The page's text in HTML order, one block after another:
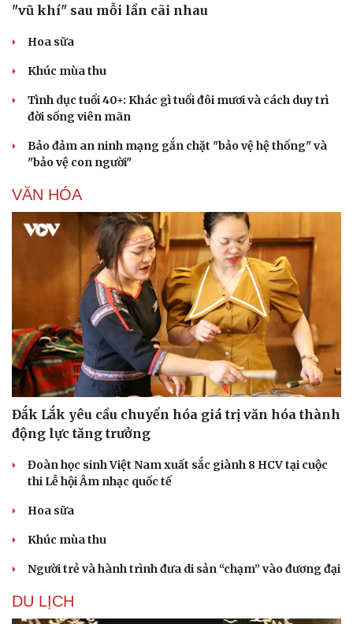
"vũ khí" sau mỗi lần cãi nhau
Hoa sữa
Khúc mùa thu
Tình dục tuổi 40+: Khác gì tuổi đôi mươi và cách duy trì
đời sống viên mãn
Bảo đảm an ninh mạng gắn chặt "bảo vệ hệ thống" và
"bảo vệ con người"
VĂN HÓA
Đắk Lắk yêu cầu chuyển hóa giá trị văn hóa thành
động lực tăng trưởng
Đoàn học sinh Việt Nam xuất sắc giành 8 HCV tại cuộc
thi Lễ hội Âm nhạc quốc tế
Hoa sữa
Khúc mùa thu
Người trẻ và hành trình đưa di sản “chạm” vào đương đại
DU LỊCH